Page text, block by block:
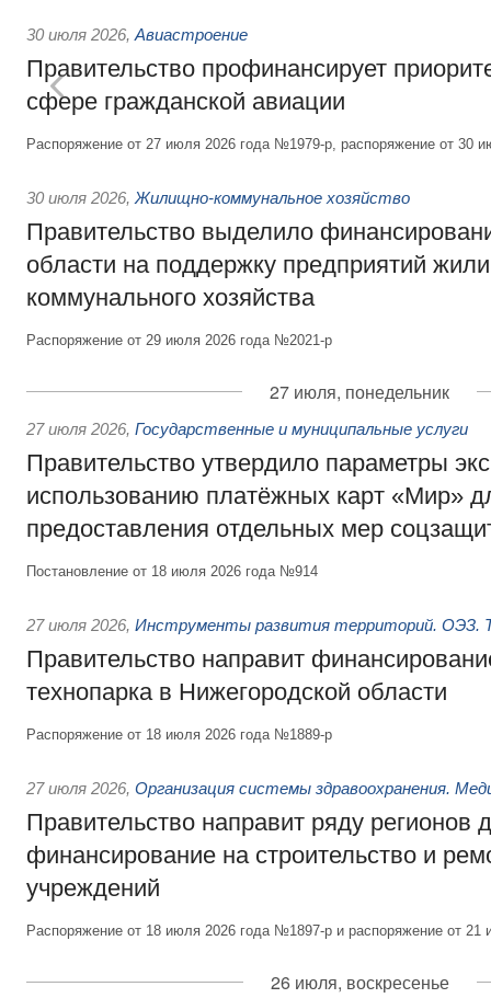
30 июля 2026, Авиастроение
Правительство профинансирует
сфере гражданской авиации
Распоряжение от 27 июля 2026 года №1979-р, распоряжение от 30
30 июля 2026, Жилищно-коммунальное хозяйство
Правительство выделило
области на поддержку предприятий
коммунального хозяйства
Распоряжение от 29 июля 2026 года №2021-р
27 июля, понедельник
27 июля 2026, Государственные и муниципальные услуги
Правительство утвердило параметры
использованию платёжных карт «Мир»
предоставления отдельных мер
Постановление от 18 июля 2026 года №914
27 июля 2026, Инструменты развития территорий. ОЭЗ.
Правительство направит
технопарка в Нижегородской области
Распоряжение от 18 июля 2026 года №1889-р
27 июля 2026, Организация системы здравоохранения.
Правительство направит ряду регионов
финансирование на строительство и
учреждений
Распоряжение от 18 июля 2026 года №1897-р и распоряжение от
26 июля, воскресенье